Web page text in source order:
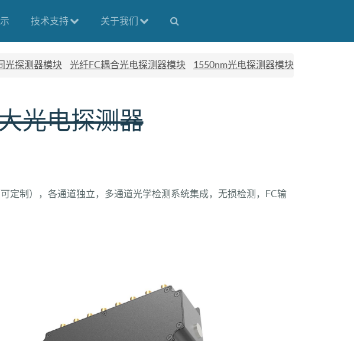
技术支持 关于我们
光探测器模块 光纤FC耦合光电探测器模块 1550nm光电探测器模块
光电探测器
定制），各通道独立，多通道光学检测系统集成，无损检测，FC输